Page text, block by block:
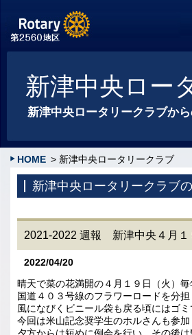
新津中央ロー
新津中央ロータリークラブか
HOME > 新津中央ロータリークラブ
新津中央ロータリークラブ
2021-2022 週報 新津中央４月
2022/04/20
晴天で菜の花満開の４月１９日（火）
国道４０３号線のフラワーロードを分担
風になびくビニール袋も戻る頃にはゴミ
今回は米山記念奨学生のホルさんも参加